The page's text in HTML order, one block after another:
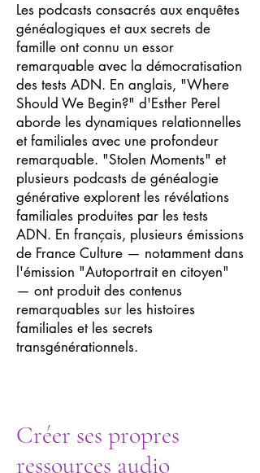
Les podcasts consacrés aux enquêtes
généalogiques et aux secrets de
famille ont connu un essor
remarquable avec la démocratisation
des tests ADN. En anglais, "Where
Should We Begin?" d'Esther Perel
aborde les dynamiques relationnelles
et familiales avec une profondeur
remarquable. "Stolen Moments" et
plusieurs podcasts de généalogie
générative explorent les révélations
familiales produites par les tests
ADN. En français, plusieurs émissions
de France Culture — notamment dans
l'émission "Autoportrait en citoyen"
— ont produit des contenus
remarquables sur les histoires
familiales et les secrets
transgénérationnels.
Créer ses propres
ressources audio